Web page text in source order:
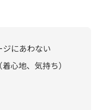
にあわない
心地、気持ち）